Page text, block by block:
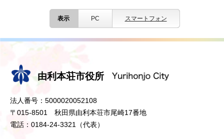
表示 PC スマートフォン
由利本荘市役所
法人番号：5000020052108
〒015-8501 秋田県由利本荘市尾崎17番地
電話：0184-24-3321（代表）